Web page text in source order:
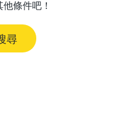
條件吧！
尋